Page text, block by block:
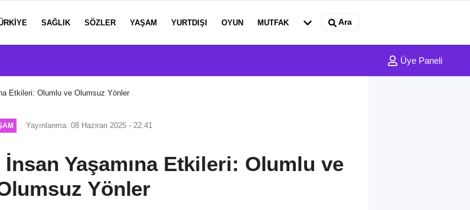
SAĞLIK SÖZLER YAŞAM YURTDIŞI OYUN MUTFAK Ara
Üye Paneli
Etkileri: Olumlu ve Olumsuz Yönler
Yayınlanma: 08 Haziran 2025 - 22:41
Yaşamına Etkileri: Olumlu ve
Yönler